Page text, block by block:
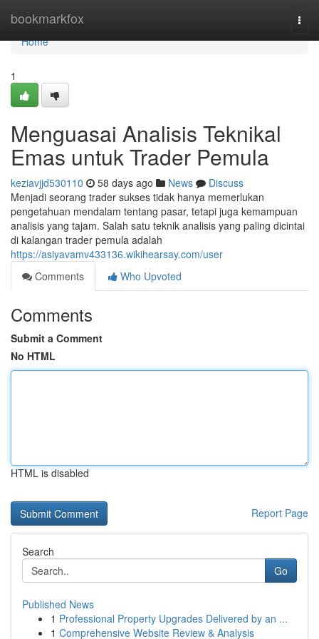
bookmarkfox
Home
Home
1
Menguasai Analisis Teknikal
Emas untuk Trader Pemula
keziavjjd530110 58 days ago News
Discuss
Menjadi seorang trader sukses tidak hanya memerlukan
pengetahuan mendalam tentang pasar, tetapi juga kemampuan
analisis yang tajam. Salah satu teknik analisis yang paling dicintai
di kalangan trader pemula adalah
https://asiyavamv433136.wikihearsay.com/user
Comments
Who Upvoted
Comments
Submit a Comment
No HTML
HTML is disabled
Report Page
Search
Go
Published News
1 Professional Property Upgrades Delivered by an ...
1 Comprehensive Website Review & Analysis